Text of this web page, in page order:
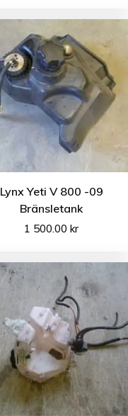
Lynx Yeti V 800 -09
Bränsletank
1 500.00kr